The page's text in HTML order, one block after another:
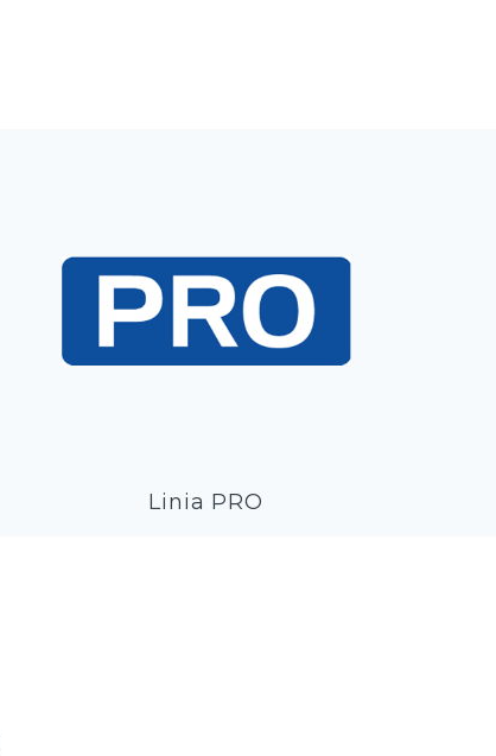
Linia PRO